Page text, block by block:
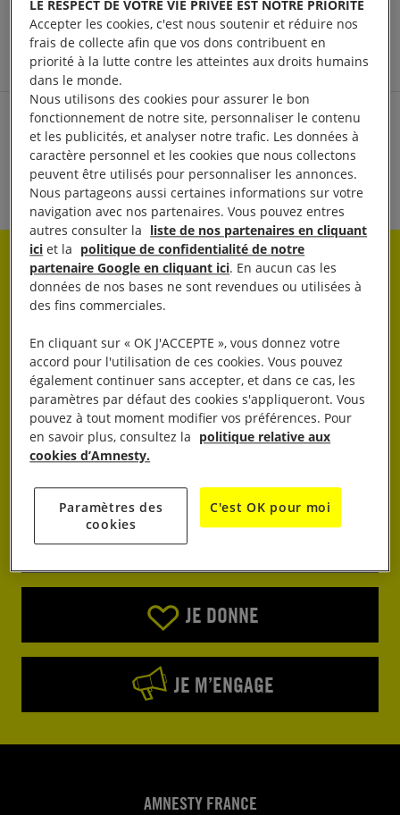
PRÉCÉDENT SUIVANT
Rester informé·e
OK
JE DONNE
JE M’ENGAGE
AMNESTY FRANCE
LE RESPECT DE VOTRE VIE PRIVÉE EST NOTRE PRIORITÉ
Accepter les cookies, c'est nous soutenir et réduire nos
frais de collecte afin que vos dons contribuent en
priorité à la lutte contre les atteintes aux droits humains
dans le monde.
Nous utilisons des cookies pour assurer le bon
fonctionnement de notre site, personnaliser le contenu
et les publicités, et analyser notre trafic. Les données à
caractère personnel et les cookies que nous collectons
peuvent être utilisés pour personnaliser les annonces.
Nous partageons aussi certaines informations sur votre
navigation avec nos partenaires. Vous pouvez entres
autres consulter la liste de nos partenaires en cliquant
ici et la politique de confidentialité de notre
partenaire Google en cliquant ici. En aucun cas les
données de nos bases ne sont revendues ou utilisées à
des fins commerciales.
En cliquant sur « OK J'ACCEPTE », vous donnez votre
accord pour l'utilisation de ces cookies. Vous pouvez
également continuer sans accepter, et dans ce cas, les
paramètres par défaut des cookies s'appliqueront. Vous
pouvez à tout moment modifier vos préférences. Pour
en savoir plus, consultez la politique relative aux
cookies d’Amnesty.
Paramètres des
cookies
C'est OK pour moi